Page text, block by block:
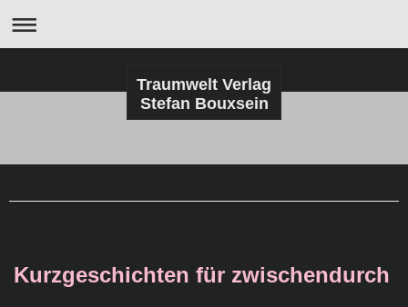
Traumwelt Verlag
Stefan Bouxsein
Kurzgeschichten für zwischendurch